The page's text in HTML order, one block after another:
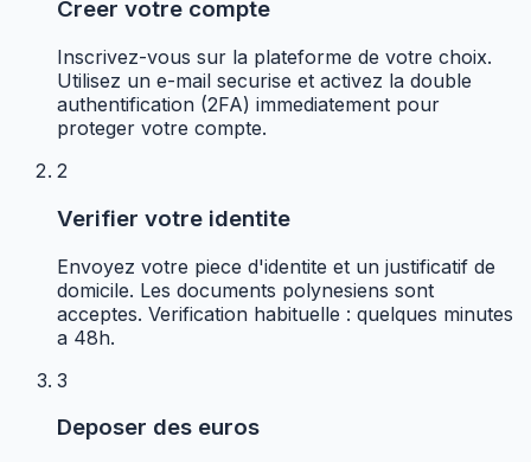
Creer votre compte
Inscrivez-vous sur la plateforme de votre choix.
Utilisez un e-mail securise et activez la double
authentification (2FA) immediatement pour
proteger votre compte.
2
Verifier votre identite
Envoyez votre piece d'identite et un justificatif de
domicile. Les documents polynesiens sont
acceptes. Verification habituelle : quelques minutes
a 48h.
3
Deposer des euros